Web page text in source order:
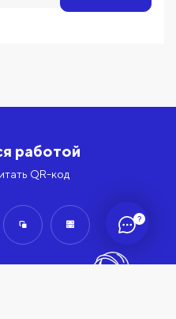
?
работой
QR-код